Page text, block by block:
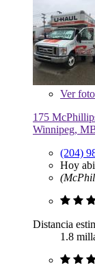
Ver
175
Winnipeg,
(204)
Hoy
Distancia
1.8